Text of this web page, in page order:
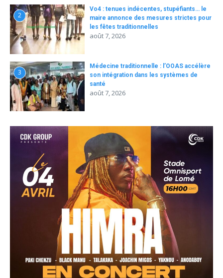
2
Vo4 : tenues indécentes, stupéfiants… le
maire annonce des mesures strictes pour
les fêtes traditionnelles
août 7, 2026
3
Médecine traditionnelle : l’OOAS accélère
son intégration dans les systèmes de
santé
août 7, 2026